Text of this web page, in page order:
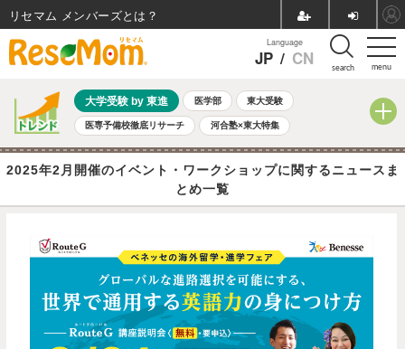
menu
Language
JP / CN search
大学受験 by 東進 医学部 東大受験
医専予備校徹底リサーチ 河合塾×東大特集
親子で考える大学選び 高校受験 中学受験 小学校受験
共通テスト 夏休み 8月開催学校説明会・相談会
全国公立高校 過去問
2025年2月開催のイベント・ワークショップに関するニュースま
とめ一覧
リセマム メンバーズ